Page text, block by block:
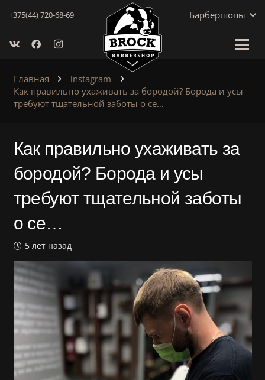
+375(44) 720-68-69 Барбершопы
Главная
instagram
Как правильно ухаживать за бородой? Борода и усы
требуют тщательной заботы о се…
Как правильно ухаживать за
бородой? Борода и усы
требуют тщательной заботы
о се…
5 лет назад